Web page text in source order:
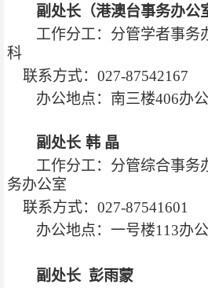
副处长（港澳台事务办公
工作分工：分管学者事务
科
联系方式：027-87542167
办公地点：南三楼406办
副处长 韩 晶
工作分工：分管综合事务
务办公室
联系方式：027-87541601
办公地点：一号楼113办
副处长 彭雨蒙